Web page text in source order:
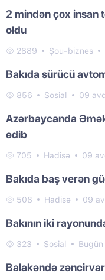
2 mindən çox insan
oldu
2889 Şou-biznes
Bakıda sürücü
856 Sosial 09
Azərbaycanda
edib
705 Hadisə 09
Bakıda baş verən
508 Hadisə 09
Bakının iki
323 Sosial Bugün
Balakəndə